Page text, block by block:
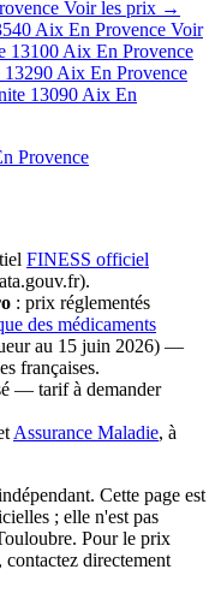
Voir les prix →
Aix En Provence Voir
13100 Aix En Provence
13290 Aix En Provence
13090 Aix En
Provence
FINESS officiel
: prix réglementés
des médicaments
au 15 juin 2026) —
françaises.
— tarif à demander
Assurance Maladie, à
Cette page est
; elle n'est pas
Pour le prix
directement